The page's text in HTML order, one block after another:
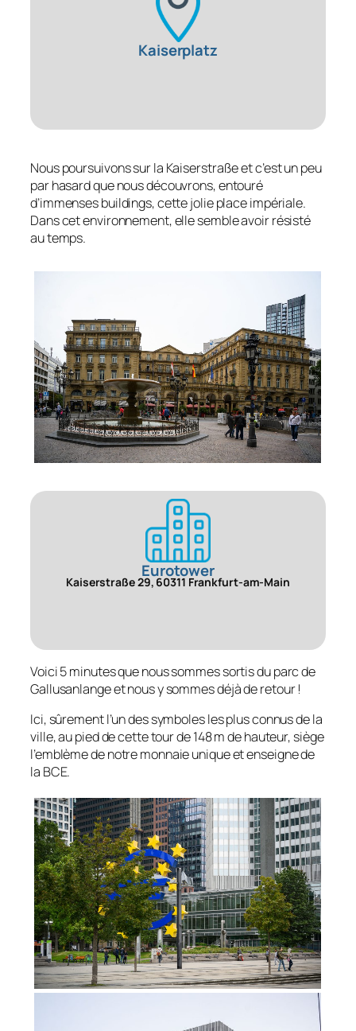
Kaiserplatz
Nous poursuivons sur la Kaiserstraße et c’est un peu
par hasard que nous découvrons, entouré
d’immenses buildings, cette jolie place impériale.
Dans cet environnement, elle semble avoir résisté
au temps.
Eurotower
Kaiserstraße 29, 60311 Frankfurt-am-Main
Voici 5 minutes que nous sommes sortis du parc de
Gallusanlange et nous y sommes déjà de retour !
Ici, sûrement l’un des symboles les plus connus de la
ville, au pied de cette tour de 148 m de hauteur, siège
l’emblème de notre monnaie unique et enseigne de
la BCE.